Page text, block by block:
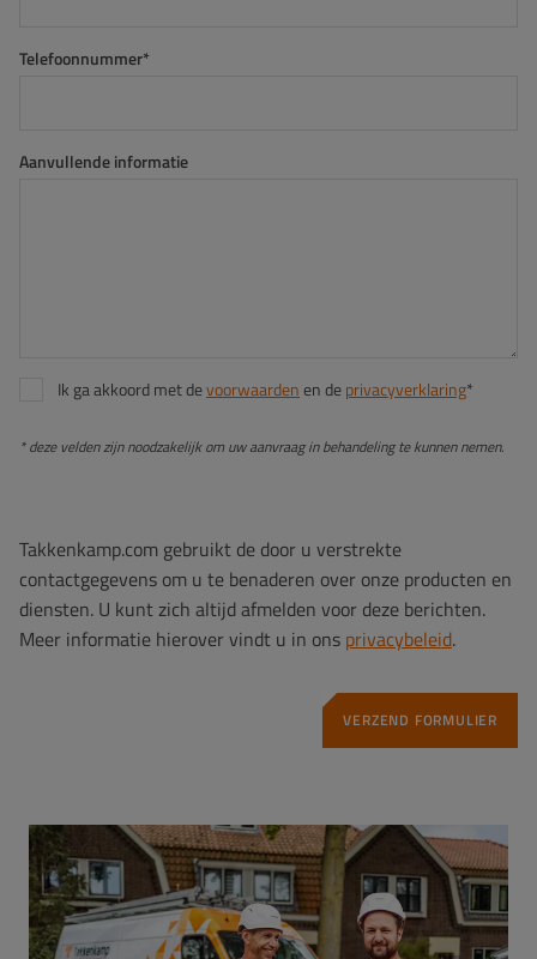
Telefoonnummer*
Aanvullende informatie
Ik ga akkoord met devoorwaardenen deprivacyverklaring*
* deze velden zijn noodzakelijk om uw aanvraag in behandeling te kunnen nemen.
Takkenkamp.com gebruikt de door u verstrekte
contactgegevens om u te benaderen over onze producten en
diensten. U kunt zich altijd afmelden voor deze berichten.
Meer informatie hierover vindt u in ons privacybeleid.